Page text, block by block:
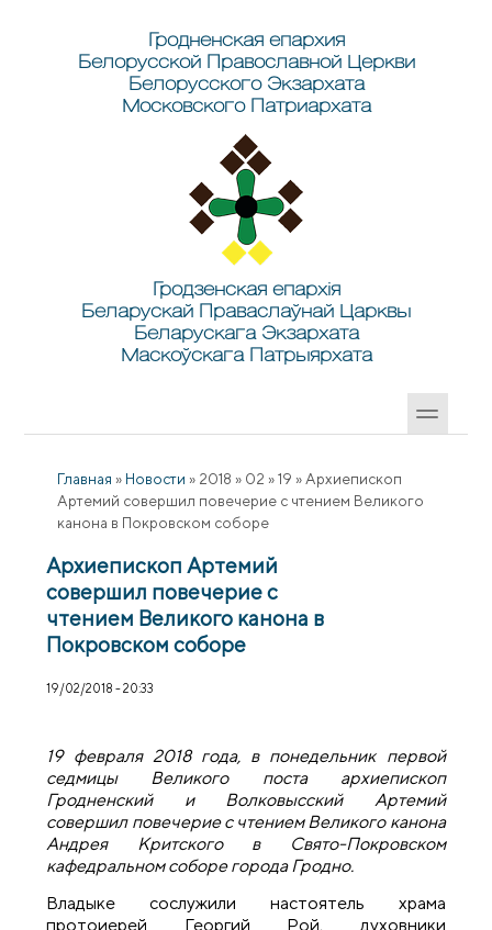
Гродненская епархия
Белорусской Православной Церкви
Белорусского Экзархата
Московского Патриархата
Гродзенская епархія
Беларускай Праваслаўнай Царквы
Беларускага Экзархата
Маскоўскага Патрыярхата
Главная » Новости » 2018 » 02 » 19 » Архиепископ
Артемий совершил повечерие с чтением Великого
канона в Покровском соборе
Архиепископ Артемий
совершил повечерие с
чтением Великого канона в
Покровском соборе
19/02/2018 - 20:33
19 февраля 2018 года, в понедельник первой
седмицы Великого поста архиепископ
Гродненский и Волковысский Артемий
совершил повечерие с чтением Великого канона
Андрея Критского в Свято-Покровском
кафедральном соборе города Гродно.
Владыке сослужили настоятель храма
протоиерей Георгий Рой, духовники